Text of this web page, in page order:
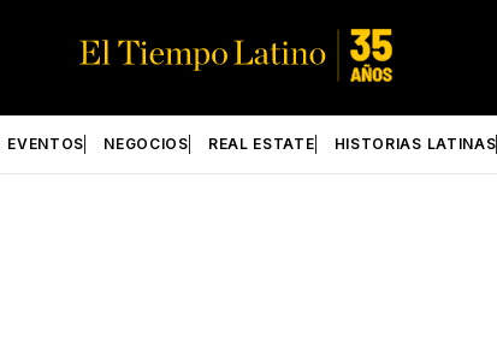
EVENTOS NEGOCIOS REAL ESTATE HISTORIAS LATINAS